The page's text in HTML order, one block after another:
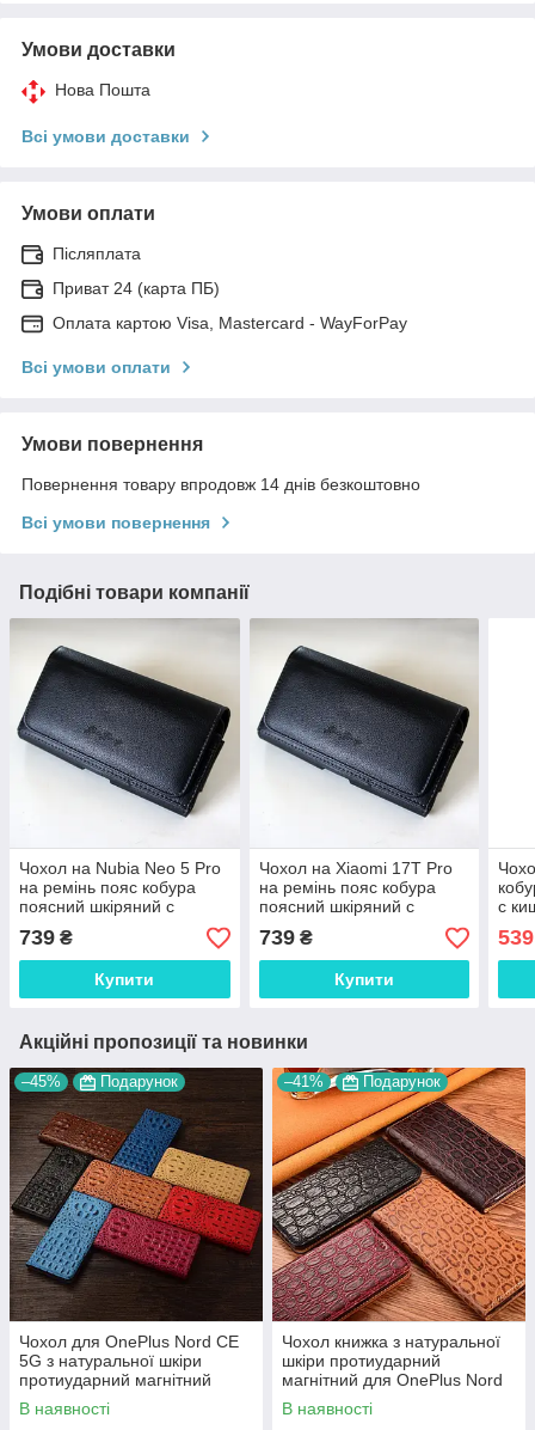
Умови доставки
Нова Пошта
Всі умови доставки
Умови оплати
Післяплата
Приват 24 (карта ПБ)
Оплата картою Visa, Mastercard - WayForPay
Всі умови оплати
Умови повернення
Повернення товару впродовж 14 днів безкоштовно
Всі умови повернення
Подібні товари компанії
Чохол на Nubia Neo 5 Pro
на ремінь пояс кобура
поясний шкіряний c
кишенями "RAMOS"
739 ₴
Купити
Чохол на Xiaomi 17T Pro
на ремінь пояс кобура
поясний шкіряний c
кишенями "RAMOS"
739₴
Купити
c
539
Акційні пропозиції та новинки
–45% Подарунок
Чохол для OnePlus Nord CE
5G з натуральної шкіри
протиударний магнітний
книжка з підставкою
"CROCOHEAD"
В наявності
–41% Подарунок
Чохол книжка з натуральної
шкіри протиударний
магнітний для OnePlus Nord
CE 5G "JACOSA"
В наявності